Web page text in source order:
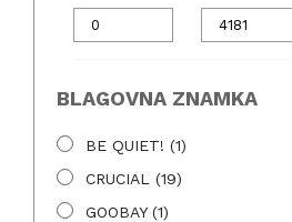
BLAGOVNA ZNAMKA
BE QUIET! (1)
CRUCIAL (19)
GOOBAY (1)